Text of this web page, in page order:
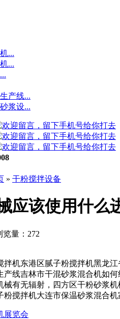
...
...
产线...
浆设...
» 干粉搅拌设备
应该使用什么
览量：272
东港区腻子粉搅拌机黑龙江
产线吉林市干混砂浆混合机如
械有无辐射，四方区干粉砂浆
粉搅拌机大连市保温砂浆混合
展览会